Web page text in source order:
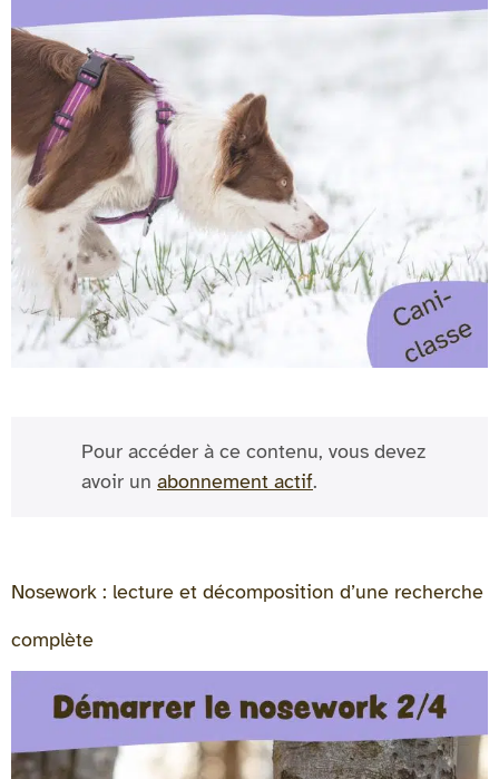
Pour accéder à ce contenu, vous devez
avoir un abonnement actif.
Nosework : lecture et décomposition d’une recherche
complète